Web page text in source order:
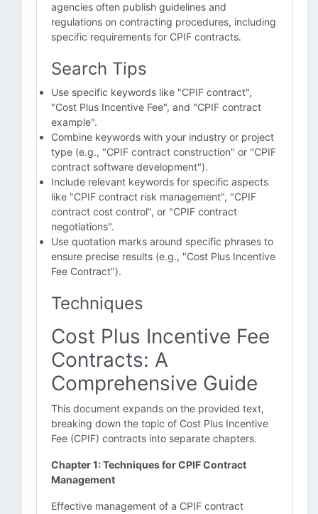
agencies often publish guidelines and
regulations on contracting procedures, including
specific requirements for CPIF contracts.
Search Tips
Use specific keywords like "CPIF contract",
"Cost Plus Incentive Fee", and "CPIF contract
example".
Combine keywords with your industry or project
type (e.g., "CPIF contract construction" or "CPIF
contract software development").
Include relevant keywords for specific aspects
like "CPIF contract risk management", "CPIF
contract cost control", or "CPIF contract
negotiations".
Use quotation marks around specific phrases to
ensure precise results (e.g., "Cost Plus Incentive
Fee Contract").
Techniques
Cost Plus Incentive Fee
Contracts: A
Comprehensive Guide
This document expands on the provided text,
breaking down the topic of Cost Plus Incentive
Fee (CPIF) contracts into separate chapters.
Chapter 1: Techniques for CPIF Contract
Management
Effective management of a CPIF contract